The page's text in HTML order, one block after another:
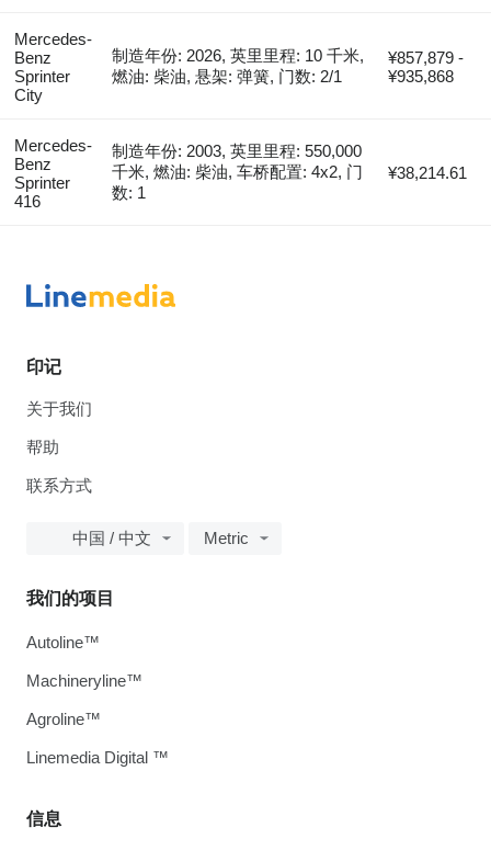
Mercedes-
Benz
Sprinter
City
制造年份: 2026, 英里里程: 10 千米,
燃油: 柴油, 悬架: 弹簧, 门数: 2/1
¥857,879 -
¥935,868
Mercedes-
Benz
Sprinter
416
制造年份: 2003, 英里里程: 550,000
千米, 燃油: 柴油, 车桥配置: 4x2, 门
数: 1
¥38,214.61
印记
关于我们
帮助
联系方式
中国 / 中文 Metric
信息
我们的项目
Autoline™
Machineryline™
Agroline™
Linemedia Digital ™